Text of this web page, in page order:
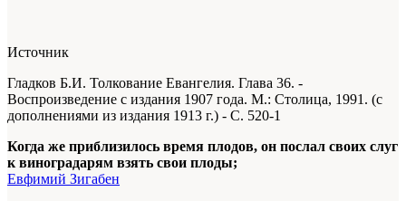
Источник
Гладков Б.И. Толкование Евангелия. Глава 36. -
Воспроизведение с издания 1907 года. М.: Столица, 1991. (с
дополнениями из издания 1913 г.) - С. 520-1
Когда же приблизилось время плодов, он послал своих слуг
к виноградарям взять свои плоды;
Евфимий Зигабен